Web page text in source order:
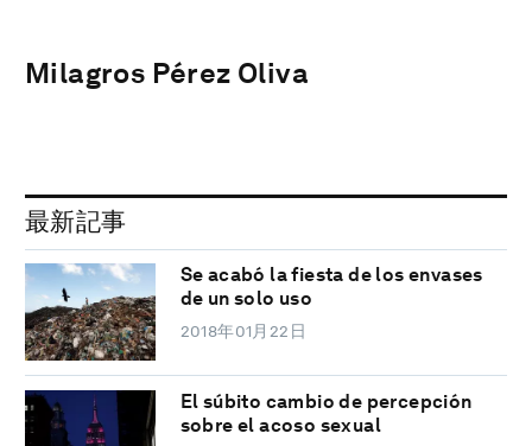
Milagros Pérez Oliva
最新記事
Se acabó la fiesta de los envases
de un solo uso
2018年01月22日
El súbito cambio de percepción
sobre el acoso sexual